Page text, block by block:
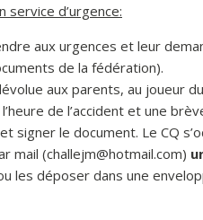
service d’urgence:
aux urgences et leur
de la fédération).
aux parents, au joueur
de l’accident et une
signer le document. Le CQ
mail (challejm@hotmail.com)
les déposer dans une